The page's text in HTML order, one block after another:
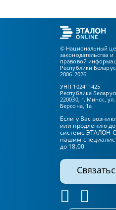
© Национальный
законодательства и
правовой
Республики
2006-2026
УНП 102411425
Республика
220030, г. Минск, ул.
Берсона, 1а
Если у Вас
или продлению
системе ЭТАЛОН-
нашим
до 18.00